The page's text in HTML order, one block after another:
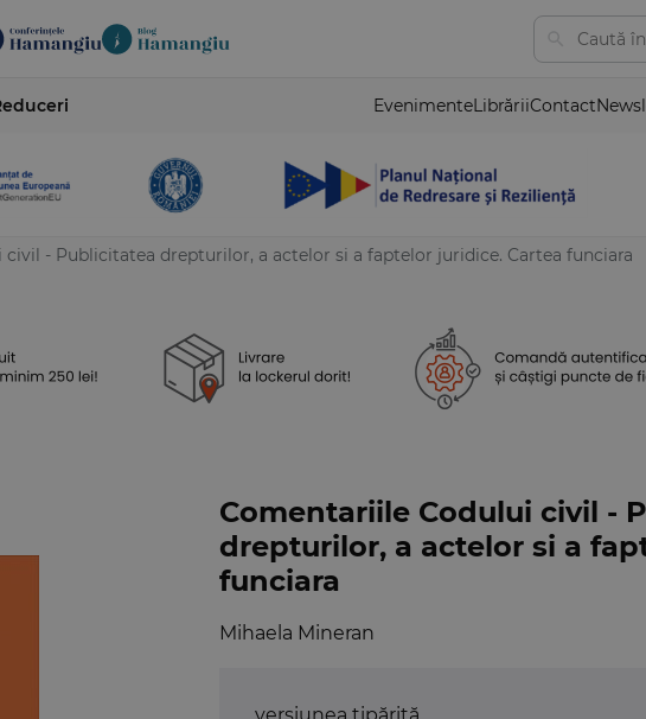
EvenimenteLibrăriiContact
- Publicitatea drepturilor, a actelor si a faptelor juridice. Cartea funciara
Comentariile Codului civil -
drepturilor, a actelor si a
funciara
Mihaela Mineran